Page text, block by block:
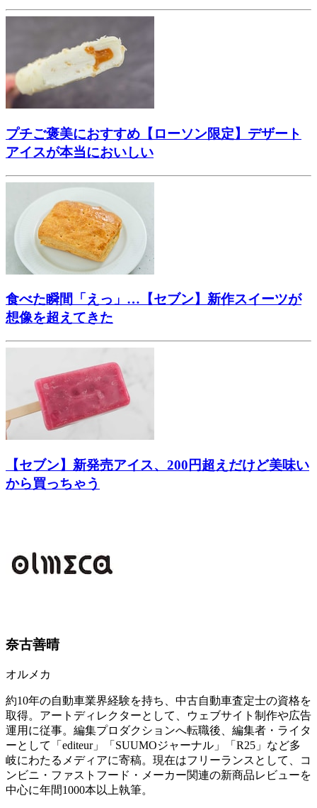
プチご褒美におすすめ【ローソン限定】デザート
アイスが本当においしい
食べた瞬間「えっ」…【セブン】新作スイーツが
想像を超えてきた
【セブン】新発売アイス、200円超えだけど美味い
から買っちゃう
奈古善晴
オルメカ
約10年の自動車業界経験を持ち、中古自動車査定士の資格を
取得。アートディレクターとして、ウェブサイト制作や広告
運用に従事。編集プロダクションへ転職後、編集者・ライタ
ーとして「editeur」「SUUMOジャーナル」「R25」など多
岐にわたるメディアに寄稿。現在はフリーランスとして、コ
ンビニ・ファストフード・メーカー関連の新商品レビューを
中心に年間1000本以上執筆。